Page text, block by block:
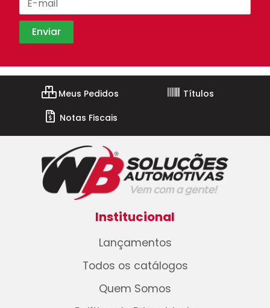
Meus Pedidos
Títulos
Notas Fiscais
Institucional
Lançamentos
Todos os catálogos
Quem Somos